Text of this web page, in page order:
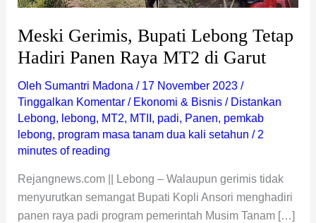
Meski Gerimis, Bupati Lebong Tetap
Hadiri Panen Raya MT2 di Garut
Oleh Sumantri Madona / 17 November 2023 /
Tinggalkan Komentar / Ekonomi & Bisnis/ Distankan
Lebong, lebong, MT2, MTII , padi, Panen, pemkab
lebong, program masa tanam dua kali setahun / 2
minutes of reading
Rejangnews.com || Lebong – Walaupun gerimis tidak
menyurutkan semangat Bupati Kopli Ansori menghadiri
panen raya padi program pemerintah Musim Tanam […]